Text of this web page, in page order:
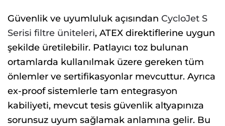
Güvenlik ve uyumluluk açısından CycloJet S
Serisi filtre üniteleri, ATEX direktiflerine uygun
şekilde üretilebilir. Patlayıcı toz bulunan
ortamlarda kullanılmak üzere gereken tüm
önlemler ve sertifikasyonlar mevcuttur. Ayrıca
ex-proof sistemlerle tam entegrasyon
kabiliyeti, mevcut tesis güvenlik altyapınıza
sorunsuz uyum sağlamak anlamına gelir. Bu